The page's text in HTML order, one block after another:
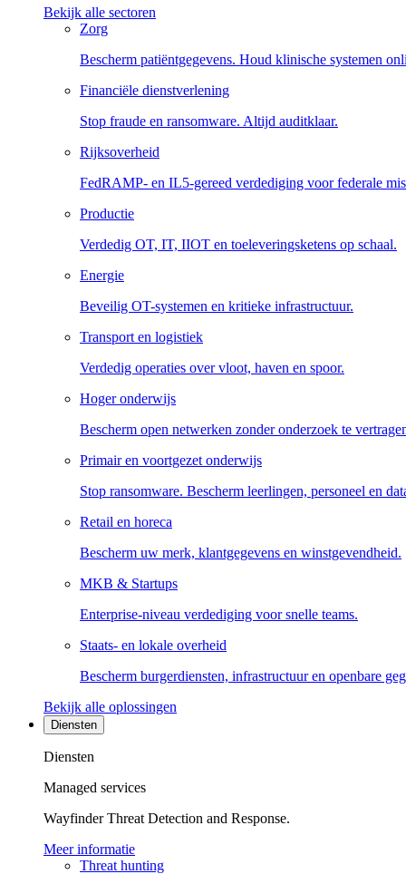
Bekijk alle sectoren
Zorg
Bescherm patiëntgegevens. Houd klinische systemen
Financiële dienstverlening
Stop fraude en ransomware. Altijd auditklaar.
Rijksoverheid
FedRAMP- en IL5-gereed verdediging voor federale
Productie
Verdedig OT, IT, IIOT en toeleveringsketens op schaal.
Energie
Beveilig OT-systemen en kritieke infrastructuur.
Transport en logistiek
Verdedig operaties over vloot, haven en spoor.
Hoger onderwijs
Bescherm open netwerken zonder onderzoek te
Primair en voortgezet onderwijs
Stop ransomware. Bescherm leerlingen, personeel en
Retail en horeca
Bescherm uw merk, klantgegevens en winstgevendheid.
MKB & Startups
Enterprise-niveau verdediging voor snelle teams.
Staats- en lokale overheid
Bescherm burgerdiensten, infrastructuur en openbare
Bekijk alle oplossingen
Diensten
Diensten
Managed services
Wayfinder Threat Detection and Response.
Meer informatie
Threat hunting